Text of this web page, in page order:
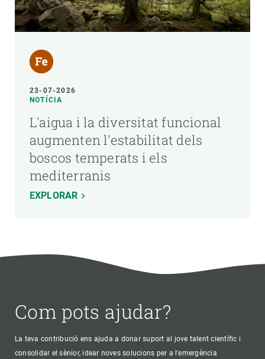
23-07-2026
NOTÍCIA
L'aigua i la diversitat funcional
augmenten l'estabilitat dels
boscos temperats i els
mediterranis
EXPLORAR
Com pots ajudar?
La teva contribució ens ajuda a donar suport al jove talent científic i
consolidar el sènior, idear noves solucions per a l'emergència